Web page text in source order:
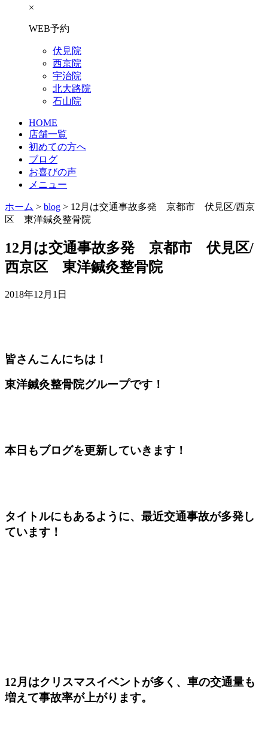
×
WEB予約
伏見院
西京院
宇治院
北大路院
石山院
HOME
店舗一覧
初めての方へ
ブログ
お喜びの声
メニュー
ホーム > blog > 12月は交通事故多発 京都市 伏見区/西京
区 東洋鍼灸整骨院
12月は交通事故多発 京都市 伏見区/
西京区 東洋鍼灸整骨院
2018年12月1日
皆さんこんにちは！
東洋鍼灸整骨院グループです！
本日もブログを更新していきます！
タイトルにもあるように、最近交通事故が多発し
ています！
12月はクリスマスイベントが多く、車の交通量も
増えて事故率が上がります。